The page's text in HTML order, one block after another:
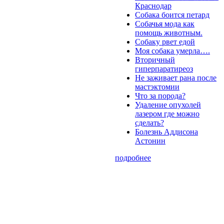
Краснодар
Собака боится петард
Собачья мода как
помощь животным.
Собаку рвет едой
Моя собака умерла….
Вторичный
гиперпаратиреоз
Не заживает рана после
мастэктомии
Что за порода?
Удаление опухолей
лазером где можно
сделать?
Болезнь Аддисона
Астонин
подробнее